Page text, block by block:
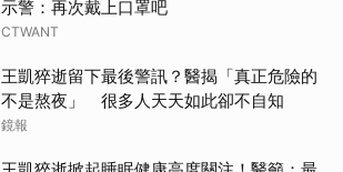
示警：再次戴上口罩吧
CTWANT
王凱猝逝留下最後警訊？醫揭「真正危險的
不是熬夜」 很多人天天如此卻不自知
鏡報